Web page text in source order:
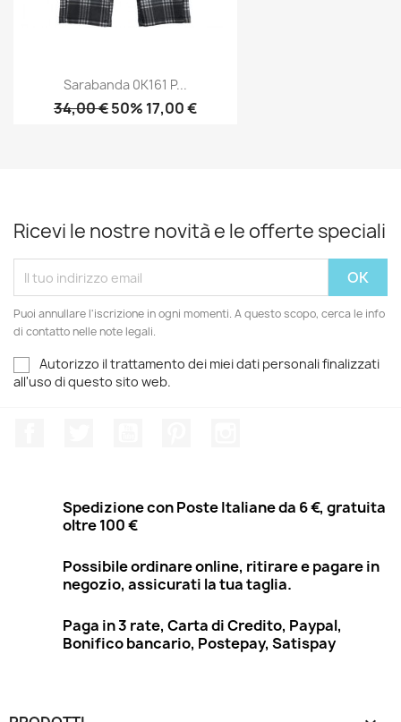
Sarabanda 0K161 P...
34,00 €50% 17,00 €
Ricevi le nostre novità e le offerte speciali
Puoi annullare l'iscrizione in ogni momenti. A questo scopo, cerca le info
di contatto nelle note legali.
Autorizzo il trattamento dei miei dati personali finalizzati
all'uso di questo sito web.
Spedizione con Poste Italiane da 6 €, gratuita
oltre 100 €
Possibile ordinare online, ritirare e pagare in
negozio, assicurati la tua taglia.
Paga in 3 rate, Carta di Credito, Paypal,
Bonifico bancario, Postepay, Satispay